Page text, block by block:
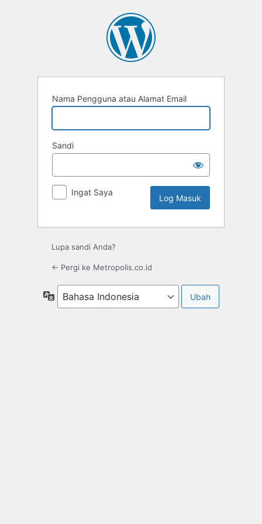
Nama Pengguna atau Alamat Email
Sandi
Ingat Saya
Lupa sandi Anda?
← Pergi ke Metropolis.co.id
Bahasa